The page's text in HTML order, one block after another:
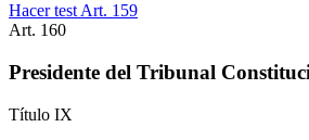
Hacer test Art. 159
Art. 160
Presidente del Tribunal
Título IX